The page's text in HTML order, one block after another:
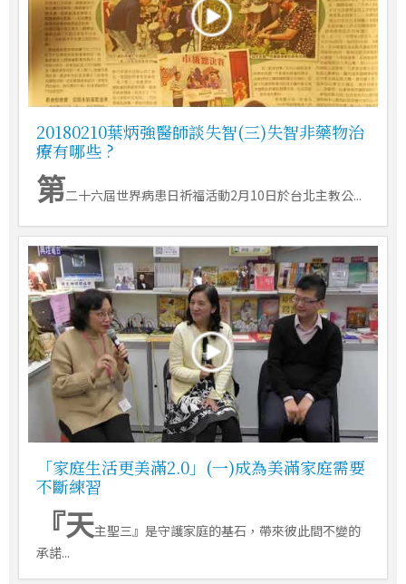
20180210葉炳強醫師談失智(三)失智非藥物治
療有哪些 ?
第二十六屆世界病患日祈福活動2月10日於台北主教公...
「家庭生活更美滿2.0」(一)成為美滿家庭需要
不斷練習
『天主聖三』是守護家庭的基石，帶來彼此間不變的
承諾...